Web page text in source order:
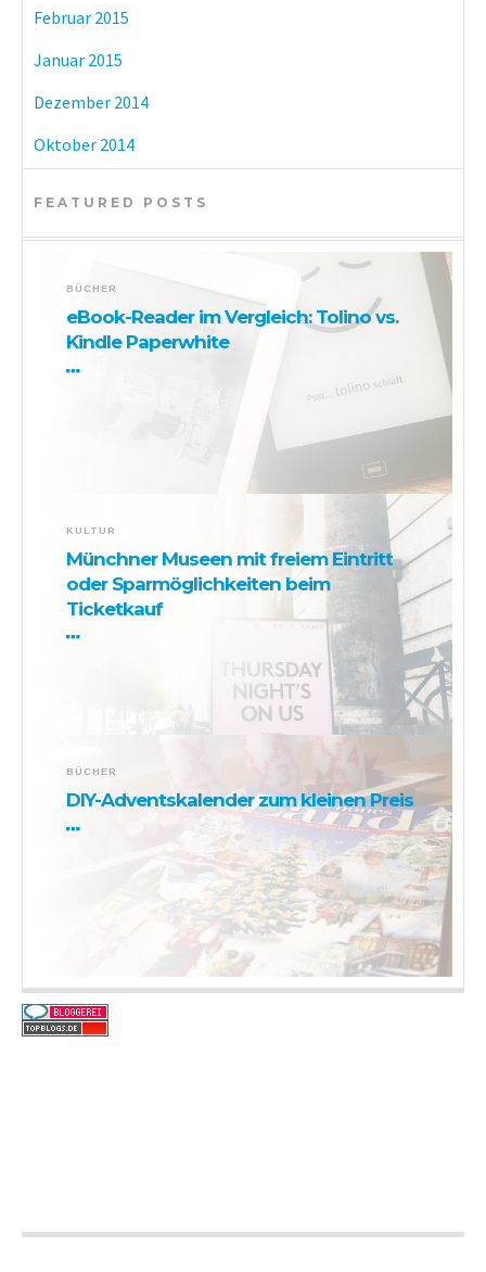
Februar 2015
Januar 2015
Dezember 2014
Oktober 2014
FEATURED POSTS
BÜCHER
eBook-Reader im Vergleich: Tolino vs.
Kindle Paperwhite
KULTUR
Münchner Museen mit freiem Eintritt
oder Sparmöglichkeiten beim
Ticketkauf
BÜCHER
DIY-Adventskalender zum kleinen Preis